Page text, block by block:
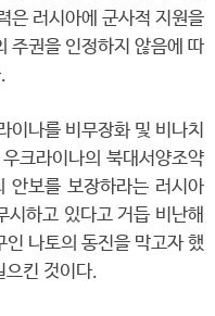
은 러시아에 군사적 지원을
주권을 인정하지 않음에 따
이나를 비무장화 및 비나치
크라이나의 북대서양조약
보를 보장하라는 러시아
하고 있다고 거듭 비난해
나토의 동진을 막고자 했
으킨 것이다.